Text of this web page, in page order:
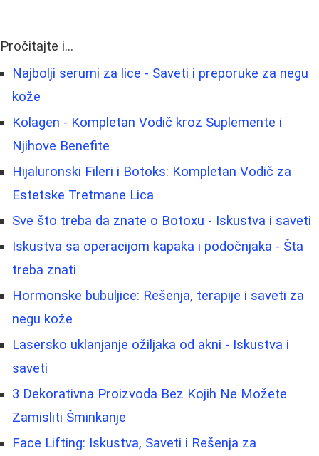
Pročitajte i...
Najbolji serumi za lice - Saveti i preporuke za negu
kože
Kolagen - Kompletan Vodič kroz Suplemente i
Njihove Benefite
Hijaluronski Fileri i Botoks: Kompletan Vodič za
Estetske Tretmane Lica
Sve što treba da znate o Botoxu - Iskustva i saveti
Iskustva sa operacijom kapaka i podočnjaka - Šta
treba znati
Hormonske bubuljice: Rešenja, terapije i saveti za
negu kože
Lasersko uklanjanje ožiljaka od akni - Iskustva i
saveti
3 Dekorativna Proizvoda Bez Kojih Ne Možete
Zamisliti Šminkanje
Face Lifting: Iskustva, Saveti i Rešenja za